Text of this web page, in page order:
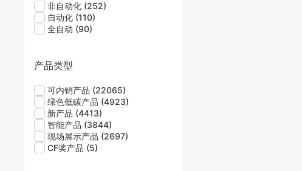
非自动化 (252)
自动化 (110)
全自动 (90)
产品类型
可内销产品 (22065)
绿色低碳产品 (4923)
新产品 (4413)
智能产品 (3844)
现场展示产品 (2697)
CF奖产品 (5)